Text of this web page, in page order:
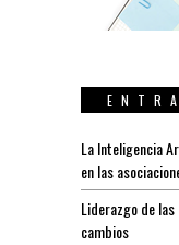
La Inteligencia
en las
Liderazgo de
cambios